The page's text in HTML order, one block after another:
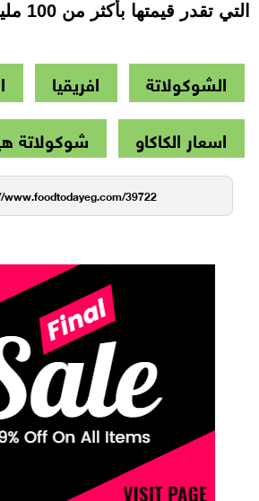
التي تقدر قيمتها بأكثر من 100 مليار دولار سنويًا.
الشوكولاتة افريقيا
اسعار الكاكاو
شوكولاتة